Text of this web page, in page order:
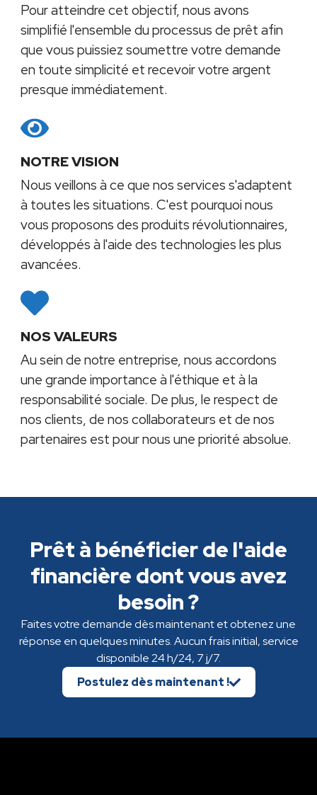
Pour atteindre cet objectif, nous avons
simplifié l'ensemble du processus de prêt afin
que vous puissiez soumettre votre demande
en toute simplicité et recevoir votre argent
presque immédiatement.
NOTRE VISION
Nous veillons à ce que nos services s'adaptent
à toutes les situations. C'est pourquoi nous
vous proposons des produits révolutionnaires,
développés à l'aide des technologies les plus
avancées.
NOS VALEURS
Au sein de notre entreprise, nous accordons
une grande importance à l'éthique et à la
responsabilité sociale. De plus, le respect de
nos clients, de nos collaborateurs et de nos
partenaires est pour nous une priorité absolue.
Prêt à bénéficier de l'aide
financière dont vous avez
besoin ?
Faites votre demande dès maintenant et obtenez une
réponse en quelques minutes. Aucun frais initial, service
disponible 24 h/24, 7 j/7.
Postulez dès maintenant !